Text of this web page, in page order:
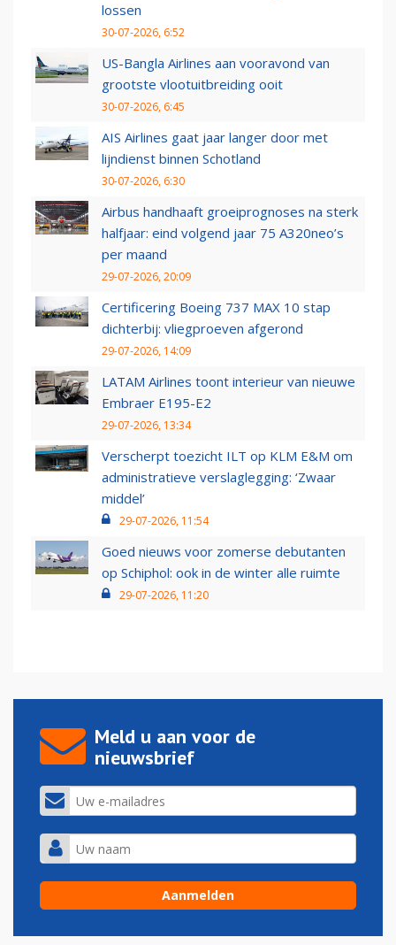
lossen
30-07-2026, 6:52
US-Bangla Airlines aan vooravond van
grootste vlootuitbreiding ooit
30-07-2026, 6:45
AIS Airlines gaat jaar langer door met
lijndienst binnen Schotland
30-07-2026, 6:30
Airbus handhaaft groeiprognoses na sterk
halfjaar: eind volgend jaar 75 A320neo’s
per maand
29-07-2026, 20:09
Certificering Boeing 737 MAX 10 stap
dichterbij: vliegproeven afgerond
29-07-2026, 14:09
LATAM Airlines toont interieur van nieuwe
Embraer E195-E2
29-07-2026, 13:34
Verscherpt toezicht ILT op KLM E&M om
administratieve verslaglegging: ‘Zwaar
middel’
29-07-2026, 11:54
Goed nieuws voor zomerse debutanten
op Schiphol: ook in de winter alle ruimte
29-07-2026, 11:20
Meld u aan voor de
nieuwsbrief